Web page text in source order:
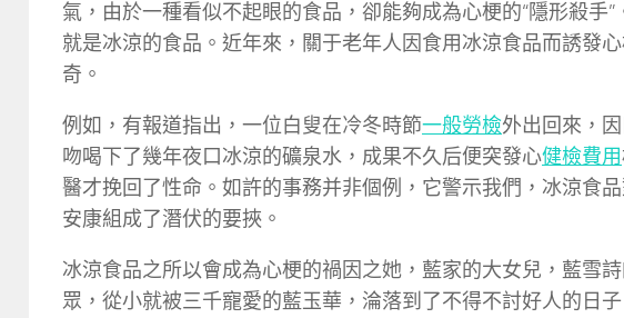
氣，由於一種看似不起眼的食品，卻能夠成為心梗的“隱形殺手”
就是冰涼的食品。近年來，關于老年人因食用冰涼食品而誘發
奇。
例如，有報道指出，一位白叟在冷冬時節一般勞檢外出回來，
吻喝下了幾年夜口冰涼的礦泉水，成果不久后便突發心健檢費用
醫才挽回了性命。如許的事務并非個例，它警示我們，冰涼食
安康組成了潛伏的要挾。
冰涼食品之所以會成為心梗的禍因之她，藍家的大女兒，藍雪
眾，從小就被三千寵愛的藍玉華，淪落到了不得不討好人的日